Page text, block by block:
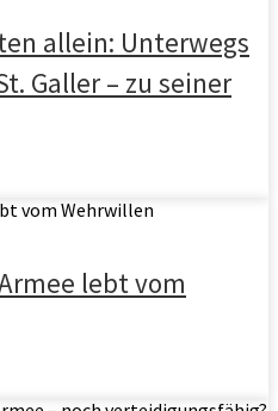
allein: Unterwegs
Galler – zu seiner
lebt vom